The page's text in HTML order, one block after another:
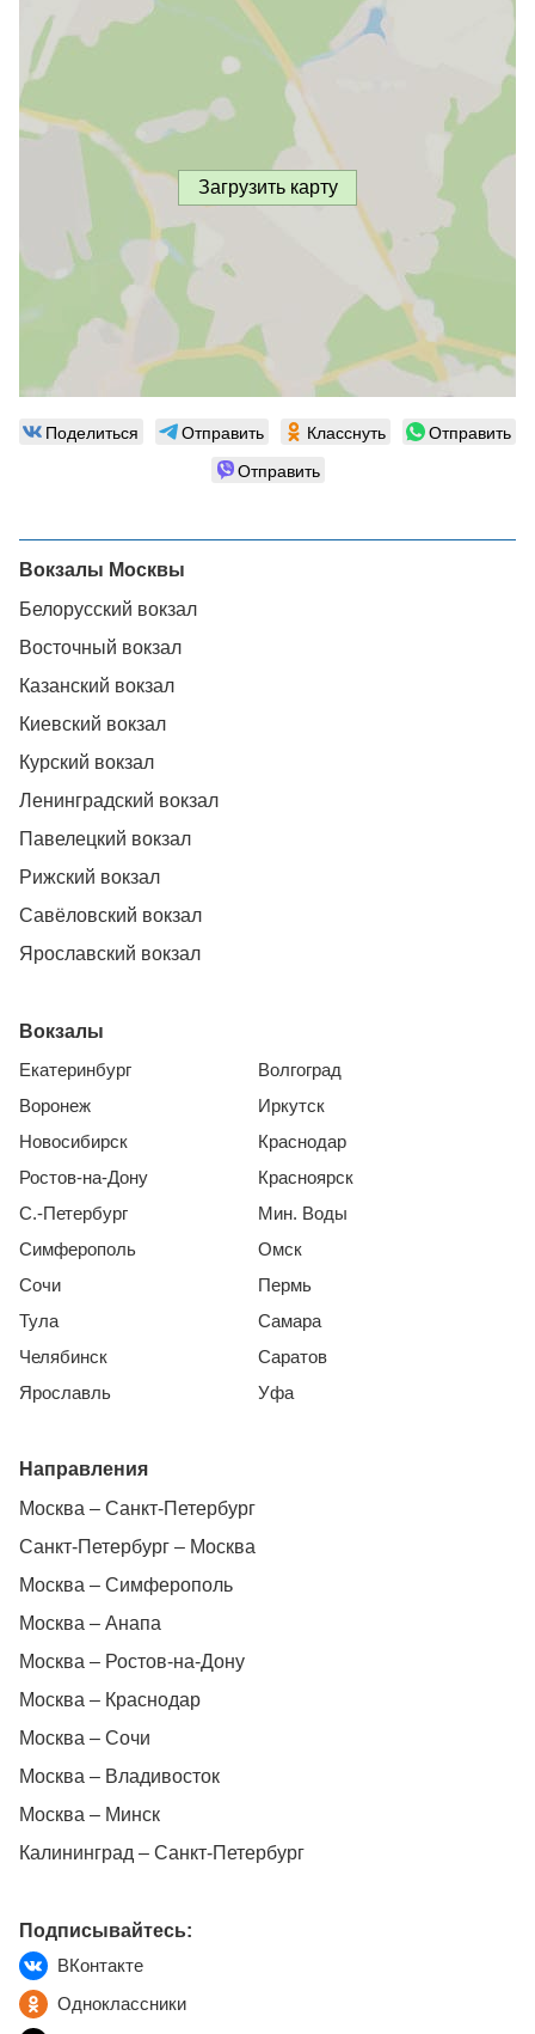
Загрузить карту
Поделиться Отправить Класснуть
Отправить
Отправить
Вокзалы Москвы
Белорусский вокзал
Восточный вокзал
Казанский вокзал
Киевский вокзал
Курский вокзал
Ленинградский вокзал
Павелецкий вокзал
Рижский вокзал
Савёловский вокзал
Ярославский вокзал
Вокзалы
Екатеринбург
Воронеж
Новосибирск
Ростов-на-Дону
С.-Петербург
Симферополь
Сочи
Тула
Челябинск
Ярославль
Волгоград
Иркутск
Краснодар
Красноярск
Мин. Воды
Омск
Пермь
Самара
Саратов
Уфа
Направления
Москва – Санкт-Петербург
Санкт-Петербург – Москва
Москва – Симферополь
Москва – Анапа
Москва – Ростов-на-Дону
Москва – Краснодар
Москва – Сочи
Москва – Владивосток
Москва – Минск
Калининград – Санкт-Петербург
Подписывайтесь:
ВКонтакте
Одноклассники